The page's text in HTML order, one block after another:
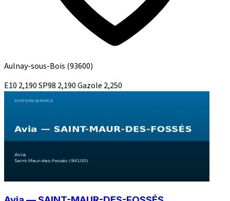
Aulnay-sous-Bois (93600)
E10 2,190SP98 2,190Gazole 2,250